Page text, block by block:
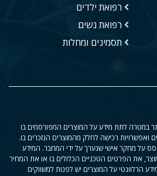
רפואת ילדים
רפואת נשים
תסמינים ומחלות
במטרה לתת מידע על המוצרים המפורסמים בו
ואפשרויות רכישה לחלק מהמוצרים הנזכרים בו.
על מחקר אישי שנערך על ידי המחבר. המידע
את הפרטים הטכניים הכלולים בו או את המחיר
הרלוונטי על המוצרים יש לפנות למשווקים